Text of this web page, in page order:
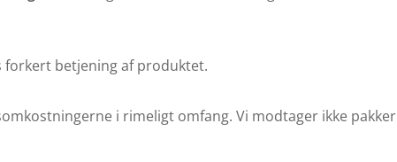
forkert betjening af produktet.
i rimeligt omfang. Vi modtager ikke pakker